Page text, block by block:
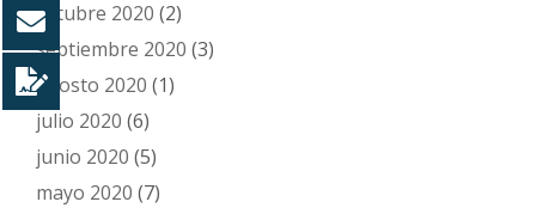
octubre 2020 (2)
septiembre 2020 (3)
agosto 2020 (1)
julio 2020 (6)
junio 2020 (5)
mayo 2020 (7)